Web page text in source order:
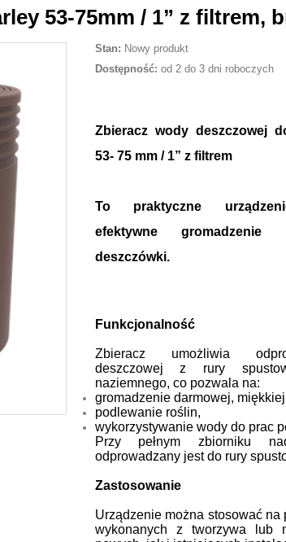
53-75mm / 1” z filtrem,
Stan: Nowy produkt
Dostępność: od 2 do 3 dni roboczych
Zbieracz wody deszczowej
53- 75 mm / 1” z filtrem
To praktyczne
efektywne gromadzenie
deszczówki.
Funkcjonalność
Zbieracz umożliwia
deszczowej z rury
naziemnego, co pozwala na:
gromadzenie darmowej,
podlewanie roślin,
wykorzystywanie wody do prac
Przy pełnym zbiorniku
odprowadzany jest do rury
Zastosowanie
Urządzenie można stosować na
wykonanych z tworzywa lub